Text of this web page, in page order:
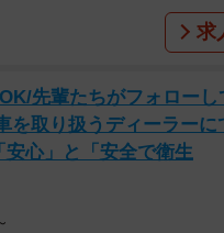
求
先輩たちがフォローし
を取り扱うディーラーに
心」と「安全で衛生